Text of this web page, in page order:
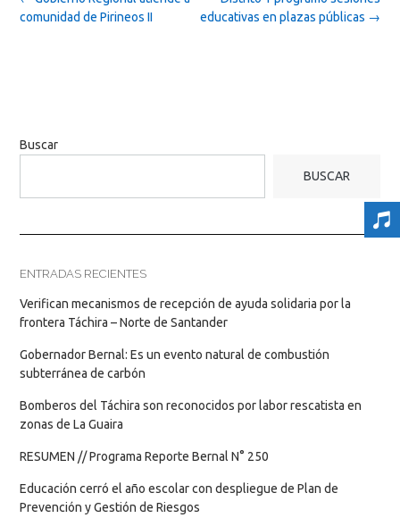
navigation
educativas en plazas públicas →
comunidad de Pirineos II
Buscar
BUSCAR
ENTRADAS RECIENTES
Verifican mecanismos de recepción de ayuda solidaria por la
frontera Táchira – Norte de Santander
Gobernador Bernal: Es un evento natural de combustión
subterránea de carbón
Bomberos del Táchira son reconocidos por labor rescatista en
zonas de La Guaira
RESUMEN // Programa Reporte Bernal N° 250
Educación cerró el año escolar con despliegue de Plan de
Prevención y Gestión de Riesgos